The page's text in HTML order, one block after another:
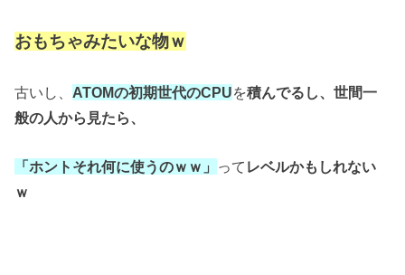
おもちゃみたいな物ｗ
古いし、 ATOMの初期世代のCPUを積んでるし、世間一
般の人から見たら、
「ホントそれ何に使うのｗｗ」 って レベルかもしれない
ｗ